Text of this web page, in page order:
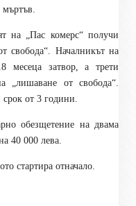
на „Пас комерс“ получи
свобода“. Началникът на
месеца затвор, а трети
„лишаване от свобода“.
от 3 години.
обезщетение на двама
40 000 лева.
стартира отначало.